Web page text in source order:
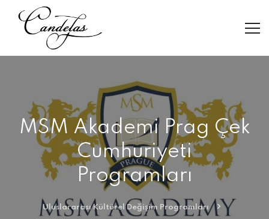
MSM Akademi Prag Çek
Cumhuriyeti
Programları
Uluslararası Kültürel Değişim Programları